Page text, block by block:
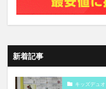
新着記事
キッズデュオ